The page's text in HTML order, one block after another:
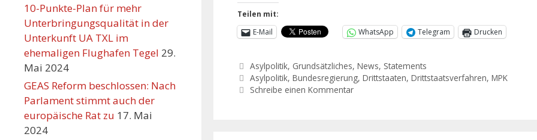
Teilen mit:
E-Mail
WhatsApp Telegram Drucken
Asylpolitik, Grundsätzliches,News, Statements
Asylpolitik,Bundesregierung,Drittstaaten,Drittstaatsverfahren,MPK
Schreibe einen Kommentar
10-Punkte-Plan für mehr
Unterbringungsqualität in der
Unterkunft UA TXL im
ehemaligen Flughafen Tegel 29.
Mai 2024
GEAS Reform beschlossen: Nach
Parlament stimmt auch der
europäische Rat zu 17. Mai
2024